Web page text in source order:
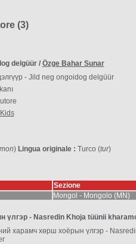
(3)
delgüür/ Özge Bahar Sunar
- Jild neg ongoidog delgüür
) Lingua originale : Turco (tur)
Sezione
Mongol - Mongolo (MN)
үлгэр - Nasredin Khoja tüünii
харамч хөрш хоёрын үлгэр -